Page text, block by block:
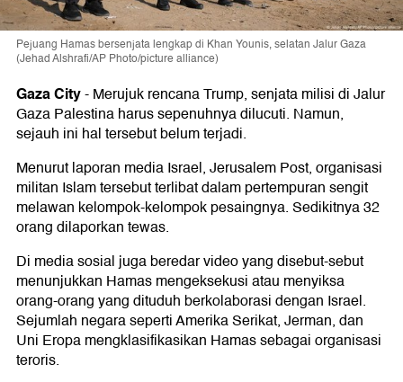
Pejuang Hamas bersenjata lengkap di Khan Younis, selatan Jalur Gaza
(Jehad Alshrafi/AP Photo/picture alliance)
Gaza City-Merujuk rencana Trump, senjata milisi di Jalur
Gaza Palestina harus sepenuhnya dilucuti. Namun,
sejauh ini hal tersebut belum terjadi.
Menurut laporan media Israel, Jerusalem Post, organisasi
militan Islam tersebut terlibat dalam pertempuran sengit
melawan kelompok-kelompok pesaingnya. Sedikitnya 32
orang dilaporkan tewas.
Di media sosial juga beredar video yang disebut-sebut
menunjukkan Hamas mengeksekusi atau menyiksa
orang-orang yang dituduh berkolaborasi dengan Israel.
Sejumlah negara seperti Amerika Serikat, Jerman, dan
Uni Eropa mengklasifikasikan Hamas sebagai organisasi
teroris.